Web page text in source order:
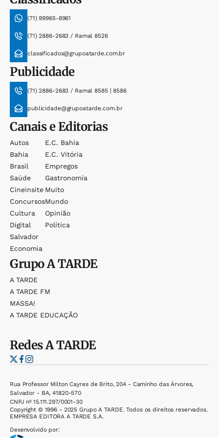
(71) 99965-8961
(71) 2886-2683 / Ramal 8526
classificados@grupoatarde.com.br
Publicidade
(71) 2886-2683 / Ramal 8585 | 8586
publicidade@grupoatarde.com.br
Canais e Editorias
Autos
Bahia
Brasil
Saúde
Cineinsite
Concursos
Cultura
Digital
Salvador
Economia
E.c. Bahia
E.c. Vitória
Empregos
Gastronomia
Muito
Mundo
Opinião
Política
GrupoA TARDE
A TARDE
A TARDE FM
MASSA!
A TARDE EDUCAÇÃO
RedesA TARDE
Rua Professor Milton Cayres de Brito, 204 - Caminho das Árvores,
Salvador - BA, 41820-570
CNPJ nº 15.111.297/0001-30
Copyright © 1996 - 2025 Grupo A TARDE. Todos os direitos reservados.
EMPRESA EDITORA A TARDE S.A.
Desenvolvido por: